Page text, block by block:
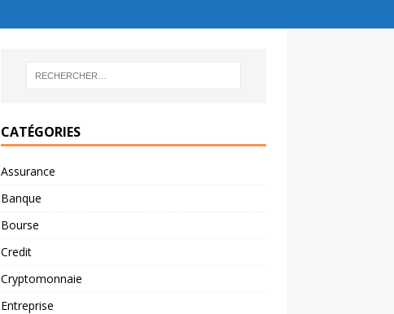
CATÉGORIES
Assurance
Banque
Bourse
Credit
Cryptomonnaie
Entreprise